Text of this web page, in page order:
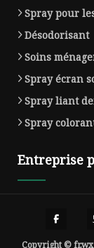
Spray pour
Désodorisant
Soins
Spray écran
Spray liant
Spray
Entreprise
Copyright ©